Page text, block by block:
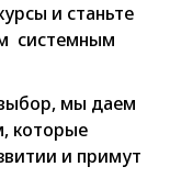
и станьте
системным
мы даем
которые
и примут